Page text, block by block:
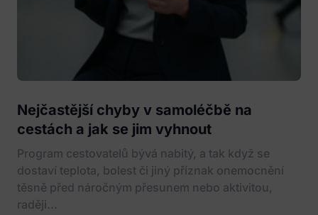
Nejčastější chyby v samoléčbě na
cestách a jak se jim vyhnout
Program cestovatelů bývá nabitý, a tak když se
dostaví teplota, bolest či jiný příznak onemocnění
těsně před náročným přesunem nebo aktivitou,
raději...